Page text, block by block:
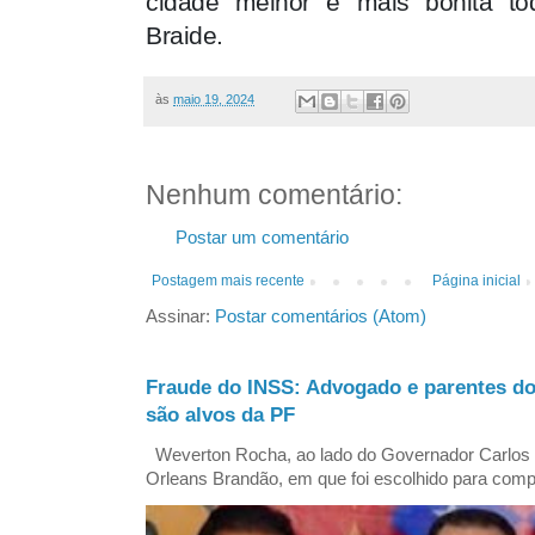
Braide.
às maio 19, 2024
Nenhum comentário:
Postar um comentário
Postagem mais recente Página inicial
Assinar: Postar comentários (Atom)
Fraude do INSS: Advogado e parentes
são alvos da PF
Weverton Rocha, ao lado do Governador
Orleans Brandão, em que foi escolhido para